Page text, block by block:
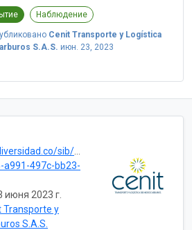
Наблюдение
Cenit Transporte y Logística
S.A.S. июн. 23, 2023
tocancipa
a991-497c-bb23-
июня 2023 г.
Transporte y
S.A.S.